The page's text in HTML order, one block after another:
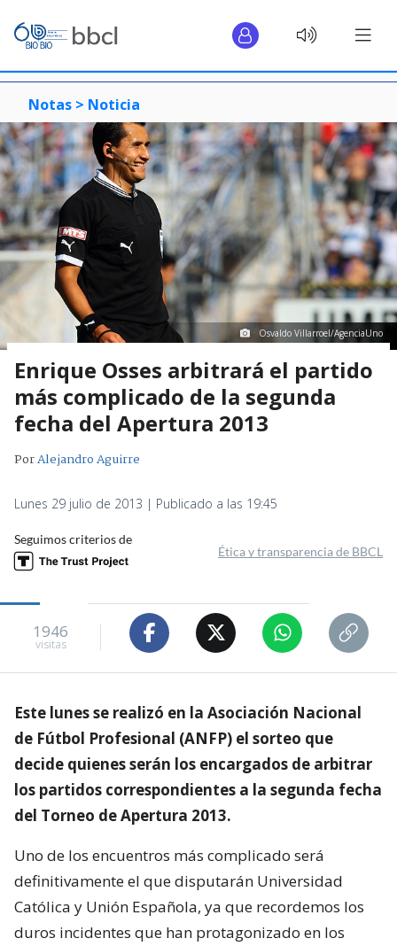
Notas > Noticia
Osvaldo Villarroel/AgenciaUno
Enrique Osses arbitrará el partido
más complicado de la segunda
fecha del Apertura 2013
PorAlejandro Aguirre
Lunes 29 julio de 2013 | Publicado a las 19:45
Seguimos criterios de
Ética y transparencia de BBCL
1946
visitas
Este lunes se realizó en la Asociación Nacional
de Fútbol Profesional (ANFP) el sorteo que
decide quienes serán los encargados de arbitrar
los partidos correspondientes a la segunda fecha
del Torneo de Apertura 2013.
Uno de los encuentros más complicado será
definitivamente el que disputarán Universidad
Católica y Unión Española, ya que recordemos los
duros incidentes que han protagonizado en los